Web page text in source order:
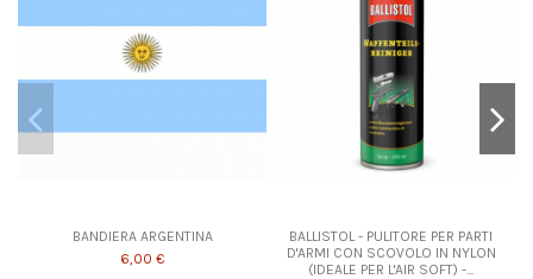
BANDIERA ARGENTINA
6,00 €
BALLISTOL - PULITORE PER PARTI
D'ARMI CON SCOVOLO IN NYLON
(IDEALE PER L'AIR SOFT) -...